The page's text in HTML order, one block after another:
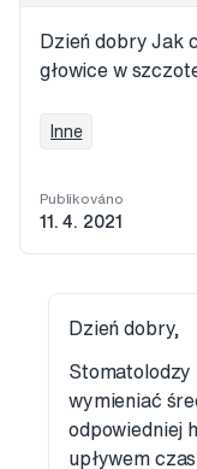
Dzień dobry Jak
głowice w
Inne
Publikováno
11. 4. 2021
Dzień dobry,
Stomatolodzy
wymieniać
odpowiedniej
upływem